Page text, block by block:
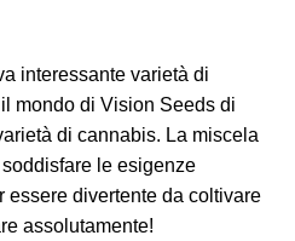
interessante varietà di
mondo di Vision Seeds di
di cannabis. La miscela
le esigenze
essere divertente da coltivare
assolutamente!